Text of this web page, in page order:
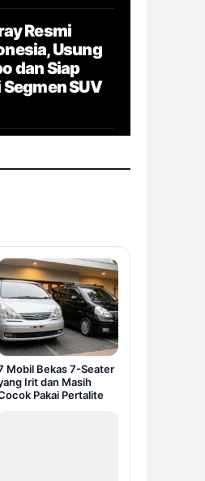
Resmi
Usung
dan Siap
SUV
Mobil Bekas 7-Seater
Irit dan Masih
Pakai Pertalite